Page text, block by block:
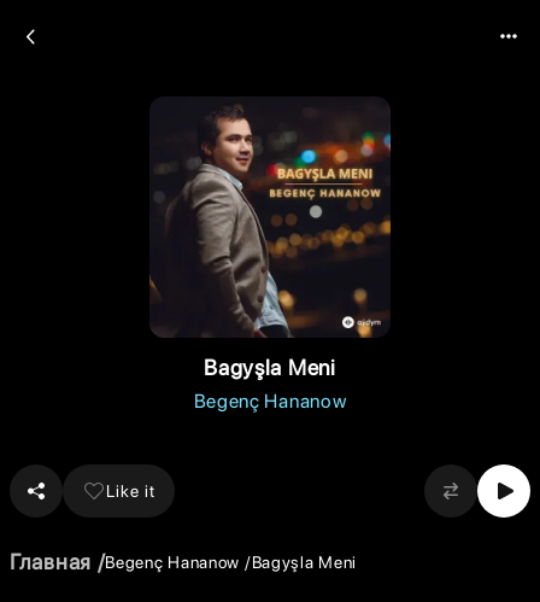
Bagyşla Meni
Begenç Hananow
Like it
Главная Begenç Hananow Bagyşla Meni